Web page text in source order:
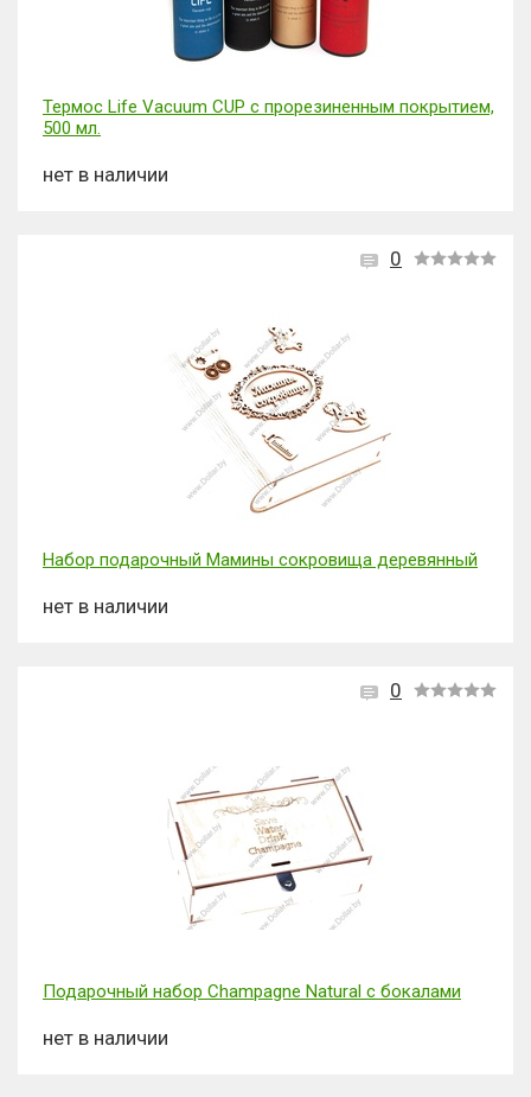
Термос Life Vacuum CUP с прорезиненным покрытием,
500 мл.
нет в наличии
0
Набор подарочный Мамины сокровища деревянный
нет в наличии
0
Подарочный набор Champagne Natural с бокалами
нет в наличии